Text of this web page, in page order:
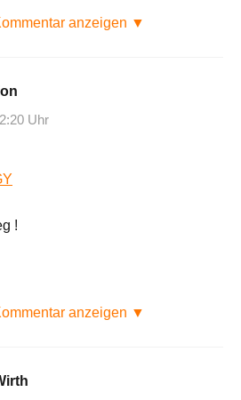
anzeigen ▼
Uhr
!
anzeigen ▼